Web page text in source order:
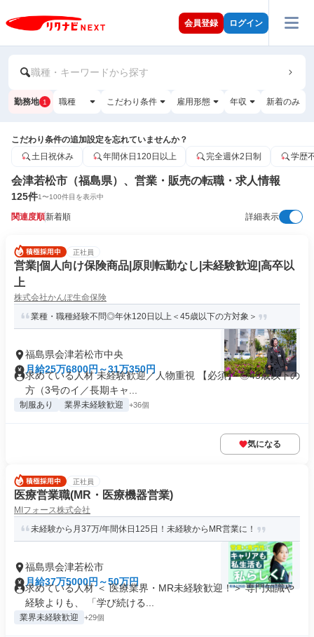
会員登録 ログイン
職種・キーワードから探す
勤務地 1 職種 こだわり条件 雇用形態 年収 新着のみ
こだわり条件の追加設定を忘れていませんか？
土日祝休み
年間休日120日以上 完全週休2日制 学歴
会津若松市（福島県）、営業・販売の転職・求人情報
125件1〜100件目を表示中
関連度順新着順 詳細表示
正社員
営業|個人向け保険商品|原則転勤なし|未経験歓迎|高卒以
上
株式会社かんぽ生命保険
業種・職種経験不問◎年休120日以上＜45歳以下の方対象＞
福島県会津若松市中央
月給25万6800円～31万350円
求めている人材 未経験歓迎／人物重視 【必須】 ◎45歳以下の
方（3号のイ／長期キャ...
制服あり 業界未経験歓迎 +36個
気になる
正社員
医療営業職(MR・医療機器営業)
MIフォース株式会社
未経験から月37万/年間休日125日！未経験からMR営業に！
福島県会津若松市
月給37万5000円～50万円
求めている人材 ＜ 医療業界・MR未経験歓迎！＞ 専門知識や
経験よりも、 「学び続ける...
業界未経験歓迎 +29個